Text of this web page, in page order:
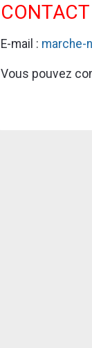
CONTACT
E-mail : marche-
Vous pouvez